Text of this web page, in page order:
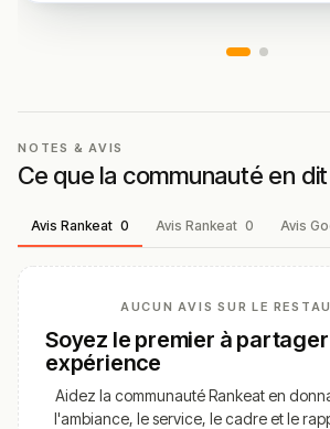
NOTES & AVIS
Ce que la communauté en dit
Avis Rankeat 0 Avis Rankeat 0 Avis
AUCUN AVIS SUR LE
Soyez le premier à
expérience
Aidez la communauté Rankeat en
l'ambiance, le service, le cadre et le